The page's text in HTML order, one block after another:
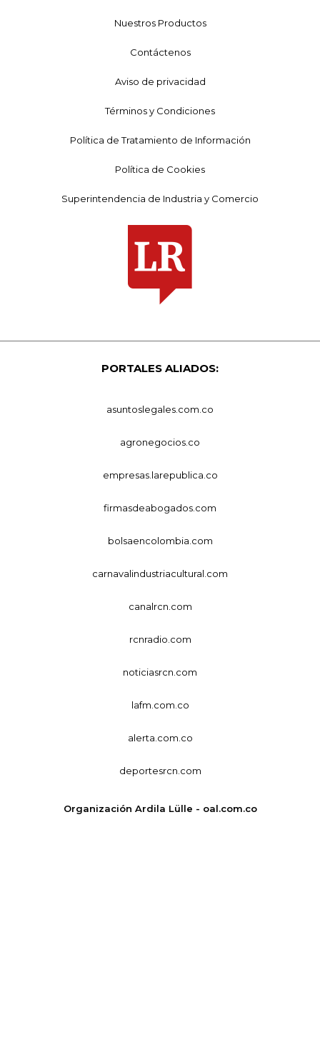
Nuestros Productos
Contáctenos
Aviso de privacidad
Términos y Condiciones
Política de Tratamiento de Información
Política de Cookies
Superintendencia de Industria y Comercio
PORTALES ALIADOS:
asuntoslegales.com.co
agronegocios.co
empresas.larepublica.co
firmasdeabogados.com
bolsaencolombia.com
carnavalindustriacultural.com
canalrcn.com
rcnradio.com
noticiasrcn.com
lafm.com.co
alerta.com.co
deportesrcn.com
Organización Ardila Lülle - oal.com.co